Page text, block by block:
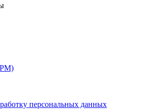
персональных данных